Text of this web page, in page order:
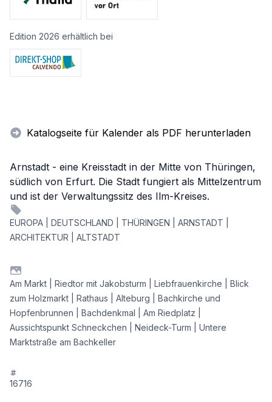
Edition 2026 erhältlich bei
Katalogseite für Kalender als PDF herunterladen
Arnstadt - eine Kreisstadt in der Mitte von Thüringen,
südlich von Erfurt. Die Stadt fungiert als Mittelzentrum
und ist der Verwaltungssitz des Ilm-Kreises.
EUROPA | DEUTSCHLAND | THÜRINGEN | ARNSTADT |
ARCHITEKTUR | ALTSTADT
Am Markt | Riedtor mit Jakobsturm | Liebfrauenkirche | Blick
zum Holzmarkt | Rathaus | Alteburg | Bachkirche und
Hopfenbrunnen | Bachdenkmal | Am Riedplatz |
Aussichtspunkt Schneckchen | Neideck-Turm | Untere
Marktstraße am Bachkeller
16716